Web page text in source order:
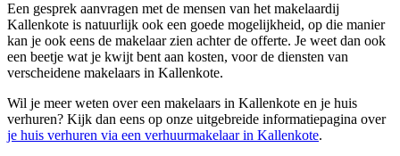
Een gesprek aanvragen met de mensen van het makelaardij
Kallenkote is natuurlijk ook een goede mogelijkheid, op die manier
kan je ook eens de makelaar zien achter de offerte. Je weet dan ook
een beetje wat je kwijt bent aan kosten, voor de diensten van
verscheidene makelaars in Kallenkote.
Wil je meer weten over een makelaars in Kallenkote en je huis
verhuren? Kijk dan eens op onze uitgebreide informatiepagina over
je huis verhuren via een verhuurmakelaar in Kallenkote.